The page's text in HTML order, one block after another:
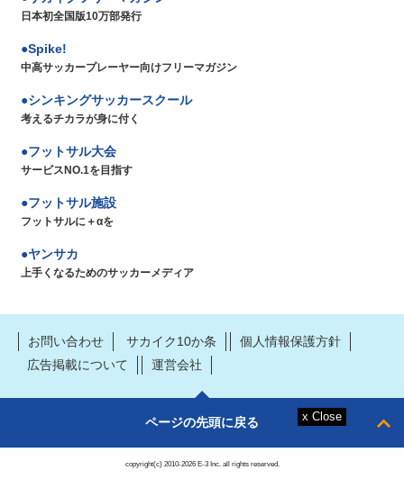
日本初全国版10万部発行
Spike!
中高サッカープレーヤー向けフリーマガジン
シンキングサッカースクール
考えるチカラが身に付く
フットサル大会
サービスNO.1を目指す
フットサル施設
フットサルに＋αを
ヤンサカ
上手くなるためのサッカーメディア
お問い合わせ サカイク10か条
個人情報保護方針
広告掲載について
運営会社
ページの先頭に戻る
copyright(c) 2010-2026 E-3 Inc. all rights reserved.